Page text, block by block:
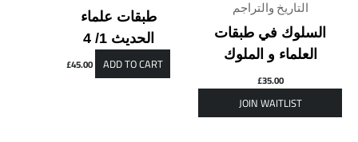
طبقات علماء
الحديث 1/ 4
£45.00 ADD TO CART
التاريخ والتراجم
السلوك في طبقات
العلماء و الملوك
£35.00